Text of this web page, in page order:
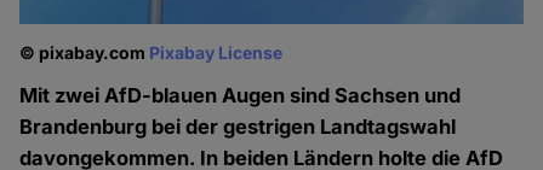
© pixabay.com Pixabay License
Mit zwei AfD-blauen Augen sind Sachsen und
Brandenburg bei der gestrigen Landtagswahl
davongekommen. In beiden Ländern holte die AfD